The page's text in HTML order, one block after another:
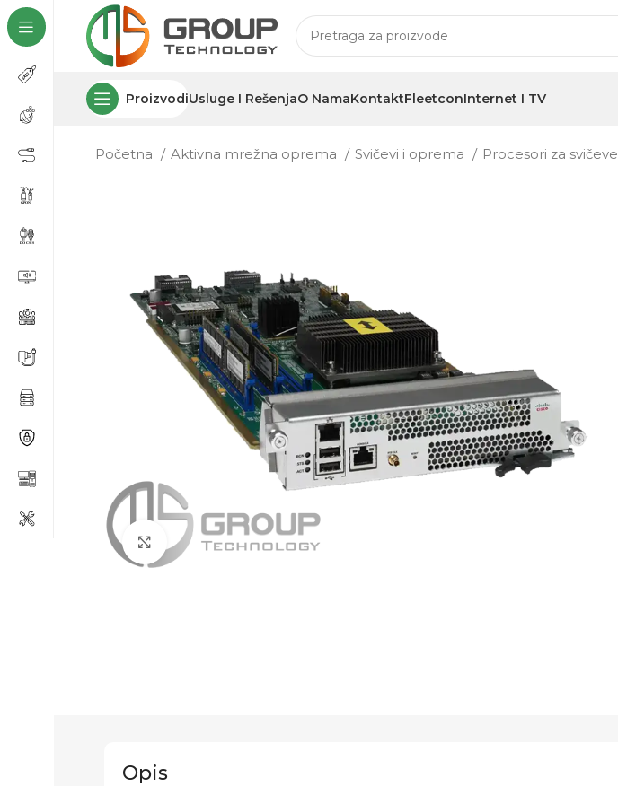
ProizvodiUsluge I RešenjaO NamaKontaktFleetconInternet I TV
Početna Aktivna mrežna oprema Svičevi i oprema Procesori za svičeve
Click to enlarge
Opis